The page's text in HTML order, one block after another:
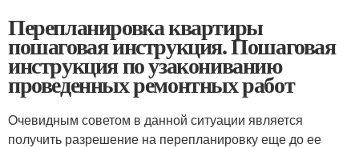
Перепланировка квартиры
пошаговая инструкция. Пошаговая
инструкция по узакониванию
проведенных ремонтных работ
Очевидным советом в данной ситуации является
получить разрешение на перепланировку еще до ее